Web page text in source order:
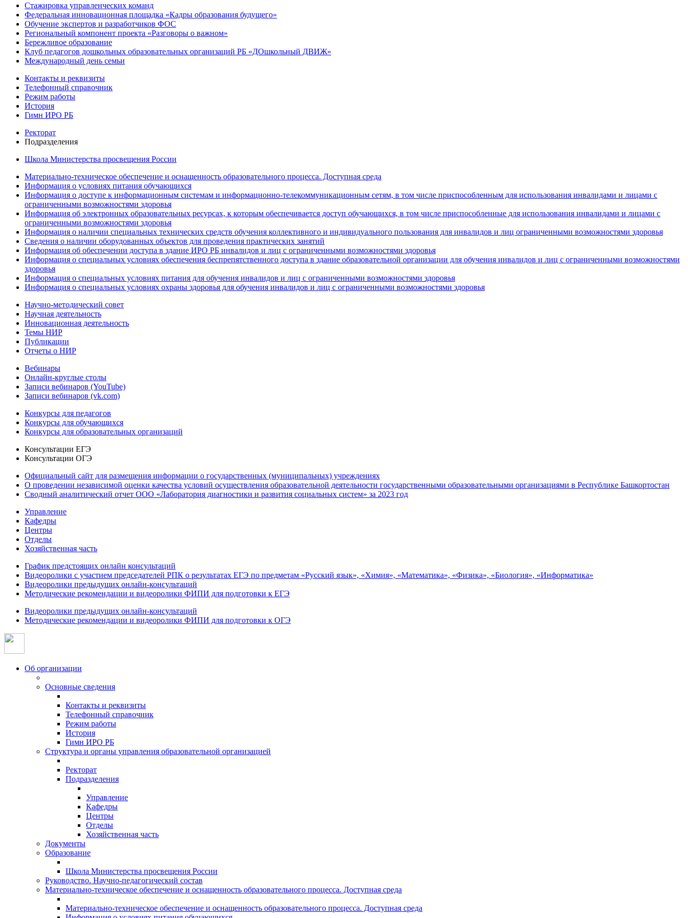
Стажировка управленческих команд
Федеральная инновационная площадка «Кадры образования будущего»
Обучение экспертов и разработчиков ФОС
Региональный компонент проекта «Разговоры о важном»
Бережливое образование
Клуб педагогов дошкольных образовательных организаций РБ «ДОшкольный ДВИЖ»
Международный день семьи
Контакты и реквизиты
Телефонный справочник
Режим работы
История
Гимн ИРО РБ
Ректорат
Подразделения
Школа Министерства просвещения России
Материально-техническое обеспечение и оснащенность образовательного процесса. Доступная среда
Информация о условиях питания обучающихся
Информация о доступе к информационным системам и информационно-телекоммуникационным сетям, в том числе приспособленным для использования инвалидами и лицами с
ограниченными возможностями здоровья
Информация об электронных образовательных ресурсах, к которым обеспечивается доступ обучающихся, в том числе приспособленные для использования инвалидами и лицами с
ограниченными возможностями здоровья
Информация о наличии специальных технических средств обучения коллективного и индивидуального пользования для инвалидов и лиц ограниченными возможностями здоровья
Сведения о наличии оборудованных объектов для проведения практических занятий
Информация об обеспечении доступа в здание ИРО РБ инвалидов и лиц с ограниченными возможностями здоровья
Информация о специальных условиях обеспечения беспрепятственного доступа в здание образовательной организации для обучения инвалидов и лиц с ограниченными возможностями
здоровья
Информация о специальных условиях питания для обучения инвалидов и лиц с ограниченными возможностями здоровья
Информация о специальных условиях охраны здоровья для обучения инвалидов и лиц с ограниченными возможностями здоровья
Научно-методический совет
Научная деятельность
Инновационная деятельность
Темы НИР
Публикации
Отчеты о НИР
Вебинары
Онлайн-круглые столы
Записи вебинаров (YouTube)
Записи вебинаров (vk.com)
Конкурсы для педагогов
Конкурсы для обучающихся
Конкурсы для образовательных организаций
Консультации ЕГЭ
Консультации ОГЭ
Официальный сайт для размещения информации о государственных (муниципальных) учреждениях
О проведении независимой оценки качества условий осуществления образовательной деятельности государственными образовательными организациями в Республике Башкортостан
Сводный аналитический отчет ООО «Лаборатория диагностики и развития социальных систем» за 2023 год
Управление
Кафедры
Центры
Отделы
Хозяйственная часть
График предстоящих онлайн консультаций
Видеоролики с участием председателей РПК о результатах ЕГЭ по предметам «Русский язык», «Химия», «Математика», «Физика», «Биология», «Информатика»
Видеоролики предыдущих онлайн-консультаций
Методические рекомендации и видеоролики ФИПИ для подготовки к ЕГЭ
Видеоролики предыдущих онлайн-консультаций
Методические рекомендации и видеоролики ФИПИ для подготовки к ОГЭ
Об организации
Основные сведения
Контакты и реквизиты
Телефонный справочник
Режим работы
История
Гимн ИРО РБ
Структура и органы управления образовательной организацией
Ректорат
Подразделения
Управление
Кафедры
Центры
Отделы
Хозяйственная часть
Документы
Образование
Школа Министерства просвещения России
Руководство. Научно-педагогический состав
Материально-техническое обеспечение и оснащенность образовательного процесса. Доступная среда
Материально-техническое обеспечение и оснащенность образовательного процесса. Доступная среда